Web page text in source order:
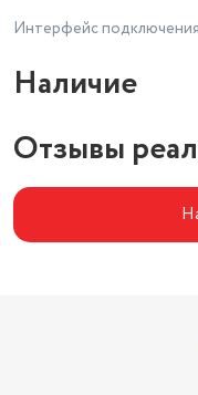
Интерфейс подключения
Наличие
Отзывы